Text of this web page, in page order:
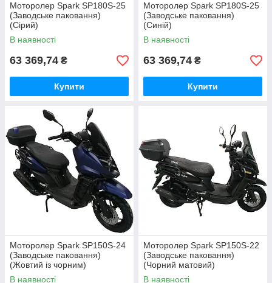
Моторолер Spark SP180S-25
(Заводське паковання)
(Сірий)
В наявності
63 369,74 ₴
Купити
Моторолер Spark SP180S-25
(Заводське паковання)
(Синій)
В наявності
63 369,74 ₴
Купити
Моторолер Spark SP150S-24
(Заводське паковання)
(Жовтий із чорним)
В наявності
Моторолер Spark SP150S-22
(Заводське паковання)
(Чорний матовий)
В наявності